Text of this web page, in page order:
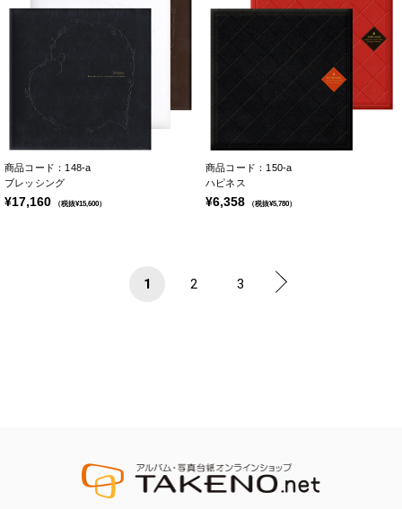
商品コード：148-a
ブレッシング
¥17,160 （税抜¥15,600）
商品コード：150-a
ハピネス
¥6,358 （税抜¥5,780）
1 2 3